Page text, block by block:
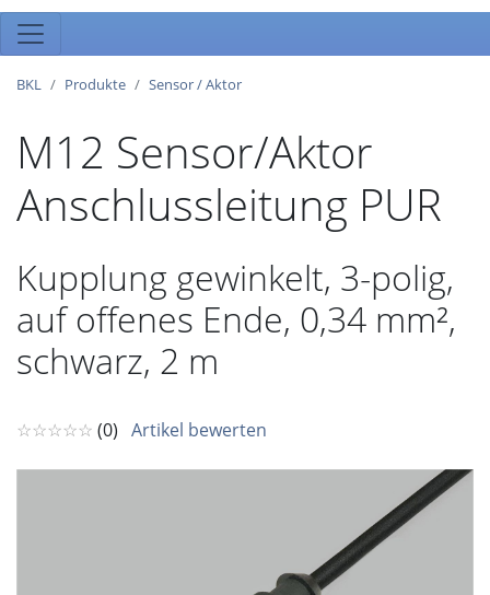
BKL Produkte Sensor / Aktor
M12 Sensor/Aktor
Anschlussleitung PUR
Kupplung gewinkelt, 3-polig,
auf offenes Ende, 0,34 mm²,
schwarz, 2 m
☆☆☆☆☆ (0) Artikel bewerten